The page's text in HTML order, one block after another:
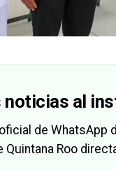
noticias al
de WhatsApp
Quintana Roo